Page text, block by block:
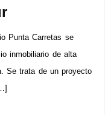
Punta Carretas se
inmobiliario de alta
Se trata de un proyecto